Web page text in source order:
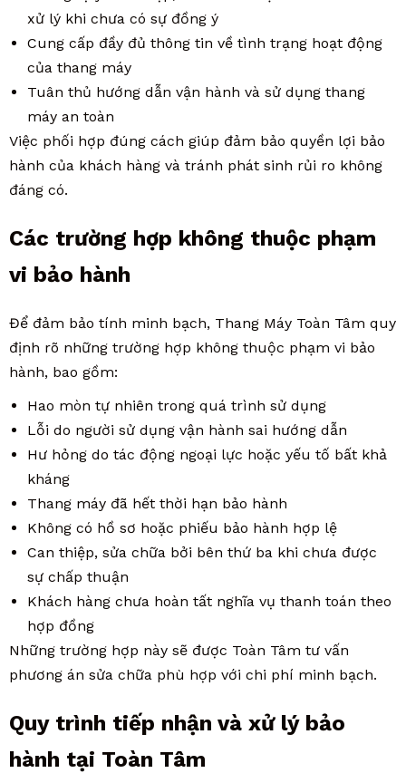
xử lý khi chưa có sự đồng ý
Cung cấp đầy đủ thông tin về tình trạng hoạt động
của thang máy
Tuân thủ hướng dẫn vận hành và sử dụng thang
máy an toàn
Việc phối hợp đúng cách giúp đảm bảo quyền lợi bảo
hành của khách hàng và tránh phát sinh rủi ro không
đáng có.
Các trường hợp không thuộc phạm
vi bảo hành
Để đảm bảo tính minh bạch, Thang Máy Toàn Tâm quy
định rõ những trường hợp không thuộc phạm vi bảo
hành, bao gồm:
Hao mòn tự nhiên trong quá trình sử dụng
Lỗi do người sử dụng vận hành sai hướng dẫn
Hư hỏng do tác động ngoại lực hoặc yếu tố bất khả
kháng
Thang máy đã hết thời hạn bảo hành
Không có hồ sơ hoặc phiếu bảo hành hợp lệ
Can thiệp, sửa chữa bởi bên thứ ba khi chưa được
sự chấp thuận
Khách hàng chưa hoàn tất nghĩa vụ thanh toán theo
hợp đồng
Những trường hợp này sẽ được Toàn Tâm tư vấn
phương án sửa chữa phù hợp với chi phí minh bạch.
Quy trình tiếp nhận và xử lý bảo
hành tại Toàn Tâm